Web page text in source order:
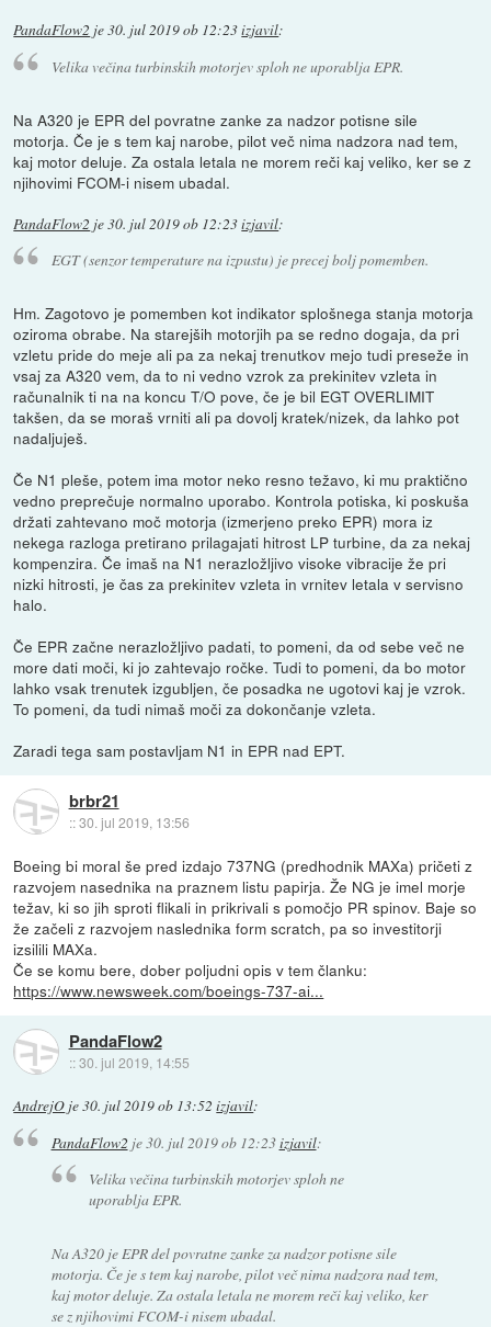
PandaFlow2 je30. jul 2019 ob 12:23izjavil:
Velika večina turbinskih motorjev sploh ne uporablja EPR.
Na A320 je EPR del povratne zanke za nadzor potisne sile
motorja. Če je s tem kaj narobe, pilot več nima nadzora nad tem,
kaj motor deluje. Za ostala letala ne morem reči kaj veliko, ker se z
njihovimi FCOM-i nisem ubadal.
PandaFlow2 je30. jul 2019 ob 12:23izjavil:
EGT (senzor temperature na izpustu) je precej bolj pomemben.
Hm. Zagotovo je pomemben kot indikator splošnega stanja motorja
oziroma obrabe. Na starejših motorjih pa se redno dogaja, da pri
vzletu pride do meje ali pa za nekaj trenutkov mejo tudi preseže in
vsaj za A320 vem, da to ni vedno vzrok za prekinitev vzleta in
računalnik ti na na koncu T/O pove, če je bil EGT OVERLIMIT
takšen, da se moraš vrniti ali pa dovolj kratek/nizek, da lahko pot
nadaljuješ.
Če N1 pleše, potem ima motor neko resno težavo, ki mu praktično
vedno preprečuje normalno uporabo. Kontrola potiska, ki poskuša
držati zahtevano moč motorja (izmerjeno preko EPR) mora iz
nekega razloga pretirano prilagajati hitrost LP turbine, da za nekaj
kompenzira. Če imaš na N1 nerazložljivo visoke vibracije že pri
nizki hitrosti, je čas za prekinitev vzleta in vrnitev letala v servisno
halo.
Če EPR začne nerazložljivo padati, to pomeni, da od sebe več ne
more dati moči, ki jo zahtevajo ročke. Tudi to pomeni, da bo motor
lahko vsak trenutek izgubljen, če posadka ne ugotovi kaj je vzrok.
To pomeni, da tudi nimaš moči za dokončanje vzleta.
Zaradi tega sam postavljam N1 in EPR nad EPT.
brbr21
::30. jul 2019, 13:56
Boeing bi moral še pred izdajo 737NG (predhodnik MAXa) pričeti z
razvojem nasednika na praznem listu papirja. Že NG je imel morje
težav, ki so jih sproti flikali in prikrivali s pomočjo PR spinov. Baje so
že začeli z razvojem naslednika form scratch, pa so investitorji
izsilili MAXa.
Če se komu bere, dober poljudni opis v tem članku:
https://www.newsweek.com/boeings-737-ai...
PandaFlow2
::30. jul 2019, 14:55
AndrejO je30. jul 2019 ob 13:52 izjavil:
PandaFlow2je30. jul 2019 ob 12:23izjavil:
Velika večina turbinskih motorjev sploh ne
uporablja EPR.
Na A320 je EPR del povratne zanke za nadzor potisne sile
motorja. Če je s tem kaj narobe, pilot več nima nadzora nad tem,
kaj motor deluje. Za ostala letala ne morem reči kaj veliko, ker
se z njihovimi FCOM-i nisem ubadal.